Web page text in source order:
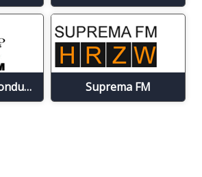
La Centro De Honduras Suprema FM